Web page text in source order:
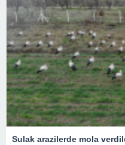
Sulak arazilerde mola